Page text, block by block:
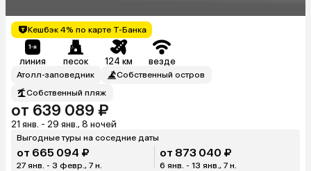
Кешбэк 4% по карте Т-Банка
линия песок 124 км везде
Атолл-заповедник
Собственный остров
Собственный пляж
от 639 089 ₽
21 янв. - 29 янв., 8 ночей
Выгодные туры на соседние даты
от 665 094 ₽
27 янв. - 3 февр., 7 н.
от 873 040 ₽
6 янв. - 13 янв., 7 н.